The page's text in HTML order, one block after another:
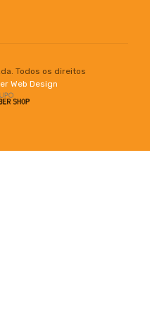
Todos os direitos
Web Design